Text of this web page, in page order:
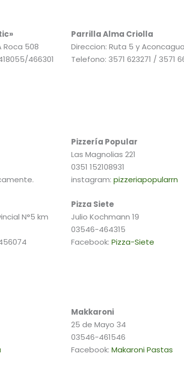
Roca 508
466301
Parrilla Alma Criolla
Direccion: Ruta 5 y Aconcagua
Telefono: 3571 623271 / 3571
N°5 km
Pizzería Popular
Las Magnolias 221
0351 152108931
instagram: pizzeriapopularrn
Pizza Siete
Julio Kochmann 19
03546-464315
Facebook: Pizza-Siete
Makkaroni
25 de Mayo 34
03546-461546
Facebook: Makaroni Pastas